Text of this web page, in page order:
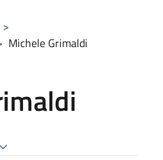
>
Michele Grimaldi